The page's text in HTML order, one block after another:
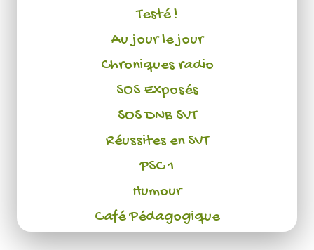
Testé !
Au jour le jour
Chroniques radio
SOS Exposés
SOS DNB SVT
Réussites en SVT
PSC 1
Humour
Café Pédagogique